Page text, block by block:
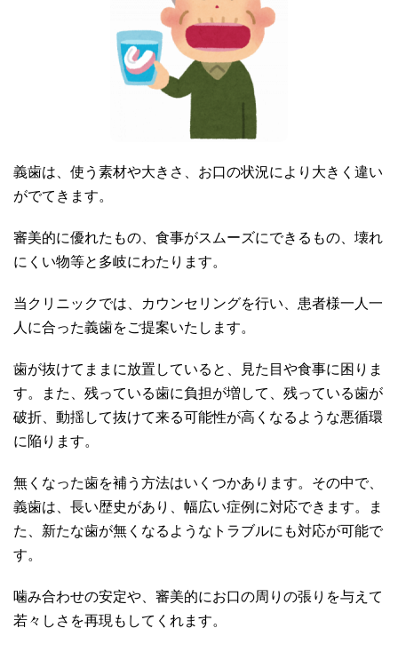
義歯は、使う素材や大きさ、お口の状況により大きく違い
がでてきます。
審美的に優れたもの、食事がスムーズにできるもの、壊れ
にくい物等と多岐にわたります。
当クリニックでは、カウンセリングを行い、患者様一人一
人に合った義歯をご提案いたします。
歯が抜けてままに放置していると、見た目や食事に困りま
す。また、残っている歯に負担が増して、残っている歯が
破折、動揺して抜けて来る可能性が高くなるような悪循環
に陥ります。
無くなった歯を補う方法はいくつかあります。その中で、
義歯は、長い歴史があり、幅広い症例に対応できます。ま
た、新たな歯が無くなるようなトラブルにも対応が可能で
す。
噛み合わせの安定や、審美的にお口の周りの張りを与えて
若々しさを再現もしてくれます。